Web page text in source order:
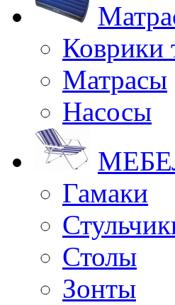
Коврики
Матрасы
Насосы
Гамаки
Столы
Зонты